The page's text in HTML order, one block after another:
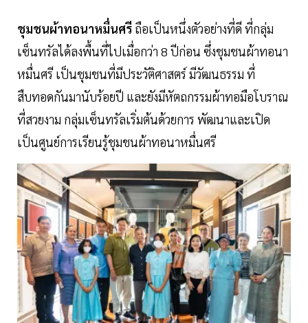
ชุมชนผ้าทอนาหมื่นศรี ถือเป็นหนึ่งตัวอย่างที่ดี ที่กลุ่ม
เซ็นทรัลได้ลงพื้นที่ไปเมื่อกว่า 8 ปีก่อน ซึ่งชุมชนผ้าทอนา
หมื่นศรี เป็นชุมชนที่มีประวัติศาสตร์ มีวัฒนธรรม ที่
สืบทอดกันมานับร้อยปี และยังมีหัตถกรรมผ้าทอมือโบราณ
ที่สวยงาม กลุ่มเซ็นทรัลเริ่มต้นด้วยการ พัฒนาและเปิด
เป็นศูนย์การเรียนรู้ชุมชนผ้าทอนาหมื่นศรี